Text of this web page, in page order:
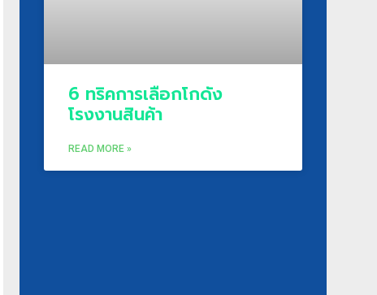
6 ทริคการเลือกโกดัง
โรงงานสินค้า
READ MORE »